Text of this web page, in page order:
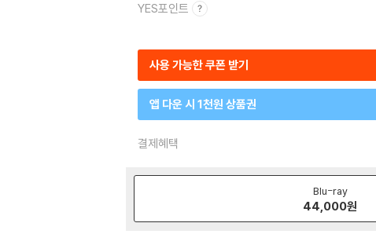
YES포인트
사용 가능한 쿠폰 받기
앱 다운 시 1천원 상품권
결제혜택
Blu-ray
44,000원